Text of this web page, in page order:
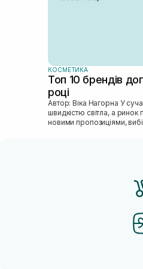
КОСМЕТИКА
Топ 10 брендів
році
Автор: Віка Нагорна У сучасному світі, де тренди змінюються зі
швидкістю світла, а
новими пропозиціями,